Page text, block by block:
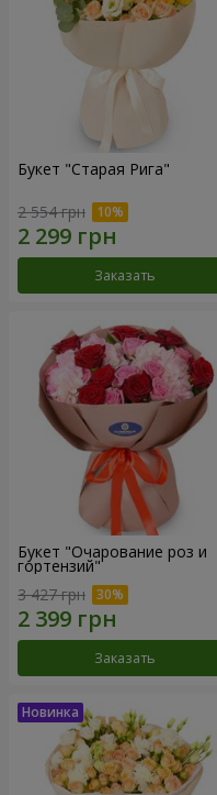
Букет "Старая Рига"
2 554 грн
Заказать
Букет "Очарование роз и
гортензий"
3 427 грн
Заказать